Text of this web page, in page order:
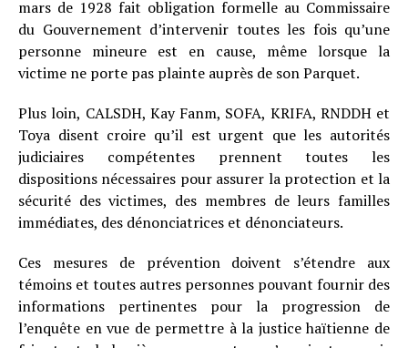
mars de 1928 fait obligation formelle au Commissaire
du Gouvernement d’intervenir toutes les fois qu’une
personne mineure est en cause, même lorsque la
victime ne porte pas plainte auprès de son Parquet.
Plus loin, CALSDH, Kay Fanm, SOFA, KRIFA, RNDDH et
Toya disent croire qu’il est urgent que les autorités
judiciaires compétentes prennent toutes les
dispositions nécessaires pour assurer la protection et la
sécurité des victimes, des membres de leurs familles
immédiates, des dénonciatrices et dénonciateurs.
Ces mesures de prévention doivent s’étendre aux
témoins et toutes autres personnes pouvant fournir des
informations pertinentes pour la progression de
l’enquête en vue de permettre à la justice haïtienne de